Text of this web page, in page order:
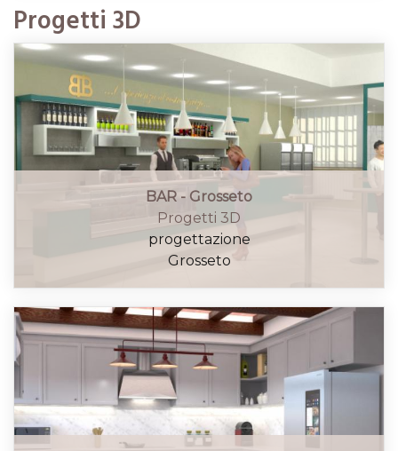
Progetti 3D
BAR - Grosseto
Progetti 3D
progettazione
Grosseto